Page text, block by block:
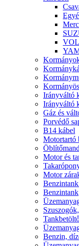
Irányváltó
Irányváltó
Gáz és
Porvédő
B14 kábel
Motortartó
Motor és
Motor
Benzintank
Benzin,